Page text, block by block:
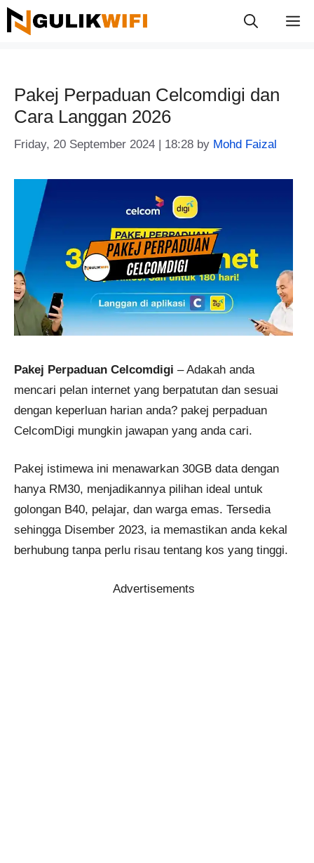
Skip
to
Pakej Perpaduan Celcomdigi dan
Cara Langgan 2026
Friday, 20 September 2024 | 18:28 by Mohd Faizal
Pakej Perpaduan Celcomdigi – Adakah anda
mencari pelan internet yang berpatutan dan sesuai
dengan keperluan harian anda? pakej perpaduan
CelcomDigi mungkin jawapan yang anda cari.
Pakej istimewa ini menawarkan 30GB data dengan
hanya RM30, menjadikannya pilihan ideal untuk
golongan B40, pelajar, dan warga emas. Tersedia
sehingga Disember 2023, ia memastikan anda kekal
berhubung tanpa perlu risau tentang kos yang tinggi.
Advertisements